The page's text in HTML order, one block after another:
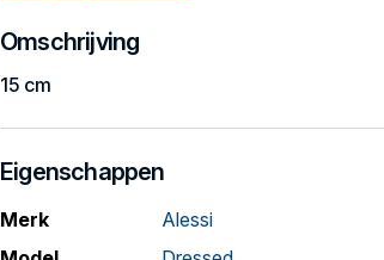
Omschrijving
15 cm
Eigenschappen
Merk
Alessi